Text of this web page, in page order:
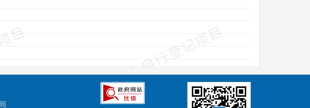
目 技术委员会自行登记项目 技